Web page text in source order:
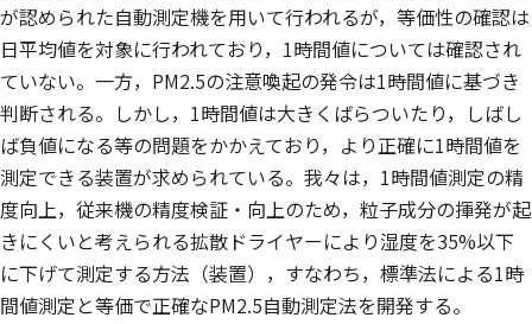
が認められた自動測定機を用いて行われるが，等価性の確認は
日平均値を対象に行われており，1時間値については確認され
ていない。一方，PM2.5の注意喚起の発令は1時間値に基づき
判断される。しかし，1時間値は大きくばらついたり，しばし
ば負値になる等の問題をかかえており，より正確に1時間値を
測定できる装置が求められている。我々は，1時間値測定の精
度向上，従来機の精度検証・向上のため，粒子成分の揮発が起
きにくいと考えられる拡散ドライヤーにより湿度を35%以下
に下げて測定する方法（装置），すなわち，標準法による1時
間値測定と等価で正確なPM2.5自動測定法を開発する。